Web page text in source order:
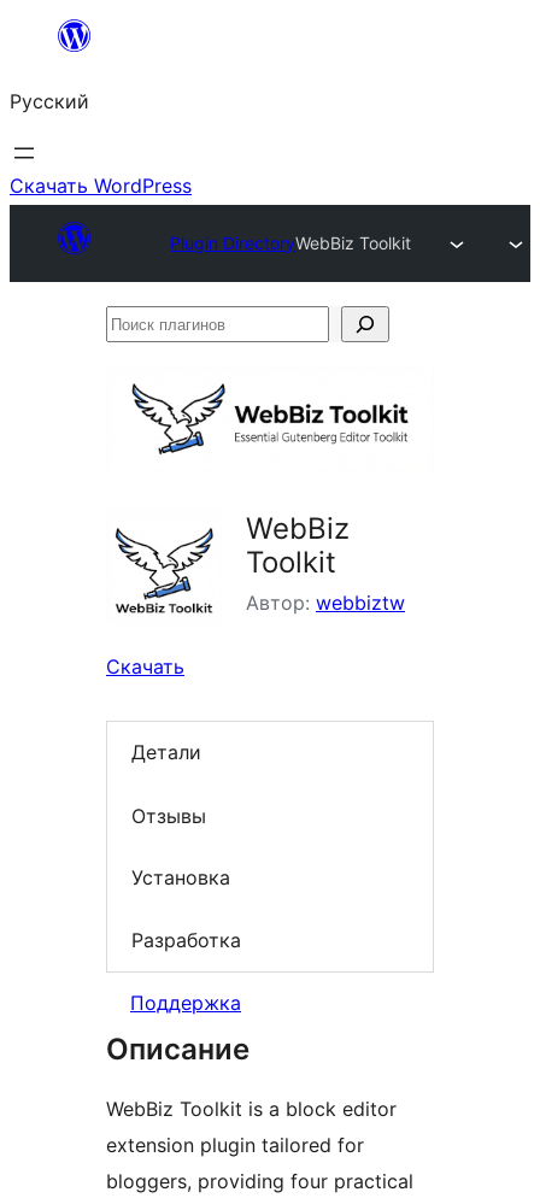
Перейти
содержимому
Русский
Скачать WordPress
Plugin DirectoryWebBiz Toolkit
Поиск
WebBiz
Toolkit
Автор: webbiztw
Скачать
Детали
Отзывы
Установка
Разработка
Поддержка
Описание
WebBiz Toolkit is a block editor
extension plugin tailored for
bloggers, providing four practical